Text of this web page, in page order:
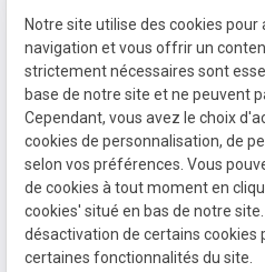
particuliers en droit
immobilier. Il offre un
une défense efficace
Notre site utilise des cookies
navigation et vous offrir un
strictement nécessaires sont
base de notre site et ne peuvent
Cependant, vous avez le choix
cookies de personnalisation, de
selon vos préférences. Vous
de cookies à tout moment en
cookies' situé en bas de notre
désactivation de certains cookies
certaines fonctionnalités du site.